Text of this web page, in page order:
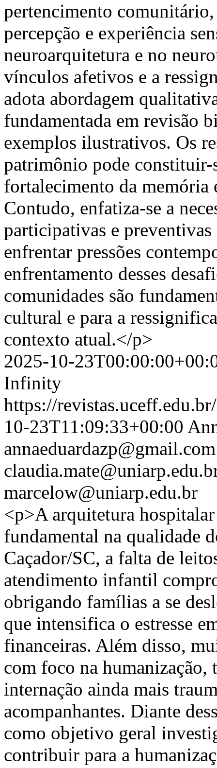
pertencimento
percepção e experiência
neuroarquitetura e no
vínculos afetivos e a
adota abordagem
fundamentada em revisão
exemplos ilustrativos. Os
patrimônio pode constituir-
fortalecimento da memória
Contudo, enfatiza-se a
participativas e preventivas
enfrentar pressões
enfrentamento desses
comunidades são
cultural e para a
contexto atual.</p>
2025-10-
Infinity
https://
10-23T11:09:33+00:00
annaeduardazp@gmail.com
marcelow@uniarp.edu.br
<p>A arquitetura
fundamental na qualidade
Caçador/SC, a falta de
atendimento infantil
obrigando famílias a se
que intensifica o estresse
financeiras. Além disso,
com foco na humanização,
internação ainda mais
acompanhantes. Diante
como objetivo geral
contribuir para a